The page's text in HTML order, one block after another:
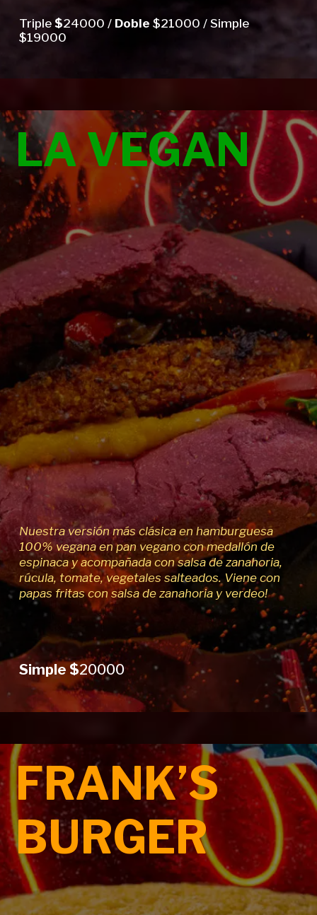
Triple$24000 / Doble$21000 / Simple
$19000
LA VEGAN
Nuestra versión más clásica en hamburguesa
100% vegana en pan vegano con medallón de
espinaca y acompañada con salsa de zanahoria,
rúcula, tomate, vegetales salteados. Viene con
papas fritas con salsa de zanahoria y verdeo!
Simple $20000
FRANK’S
BURGER